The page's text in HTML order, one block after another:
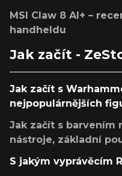
MSI Claw 8 AI+ –
handheldu
Jak začít -
Jak začít s
nejpopulárnějších
Jak začít s barvením
nástroje, základní
S jakým vyprávěcím